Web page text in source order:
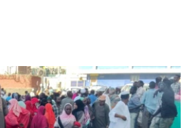
DRŽAVE